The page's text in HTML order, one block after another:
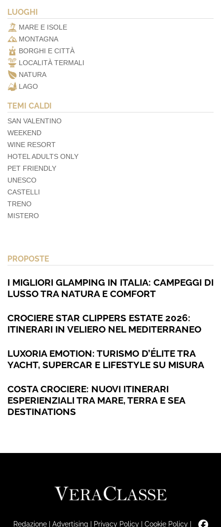
LUOGHI
MARE E ISOLE
MONTAGNA
BORGHI E CITTÀ
LOCALITÀ TERMALI
NATURA
LAGO
TEMI CALDI
SAN VALENTINO
WEEKEND
WINE RESORT
HOTEL ADULTS ONLY
PET FRIENDLY
UNESCO
CASTELLI
TRENO
MISTERO
PROPOSTE
I MIGLIORI GLAMPING IN ITALIA: CAMPEGGI DI
LUSSO TRA NATURA E COMFORT
CROCIERE STAR CLIPPERS ESTATE 2026:
ITINERARI IN VELIERO NEL MEDITERRANEO
LUXORIA EMOTION: TURISMO D’ÉLITE TRA
YACHT, SUPERCAR E LIFESTYLE SU MISURA
COSTA CROCIERE: NUOVI ITINERARI
ESPERIENZIALI TRA MARE, TERRA E SEA
DESTINATIONS
Redazione| Advertising | Privacy Policy| Cookie Policy|